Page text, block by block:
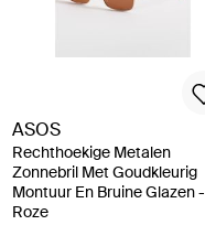
ASOS
Rechthoekige Metalen
Zonnebril Met Goudkleurig
Montuur En Bruine Glazen -
Roze